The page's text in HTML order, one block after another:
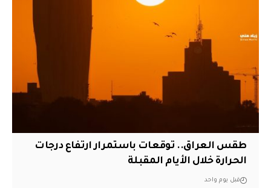
طقس العراق.. توقعات باستمرار ارتفاع درجات
الحرارة خلال الأيام المقبلة
قبل يوم واحد